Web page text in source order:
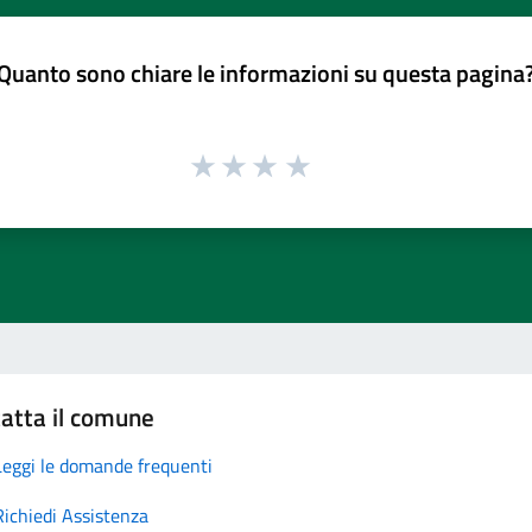
sono chiare le informazioni su questa
il comune
le domande frequenti
Assistenza